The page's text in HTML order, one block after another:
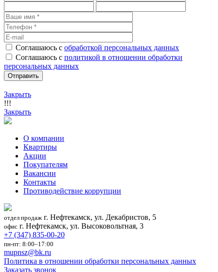
Соглашаюсь с обработкой персональных данных
Соглашаюсь с политикой в отношении обработки
персональных данных
Закрыть
!!!
Закрыть
О компании
Квартиры
Акции
Покупателям
Вакансии
Контакты
Противодействие коррупции
отдел продаж г. Нефтекамск, ул. Декабристов, 5
офис г. Нефтекамск, ул. Высоковольтная, 3
+7 (347) 835-00-20
пн-пт: 8:00–17:00
mupnsz@bk.ru
Политика в отношении обработки персональных данных
Заказать звонок